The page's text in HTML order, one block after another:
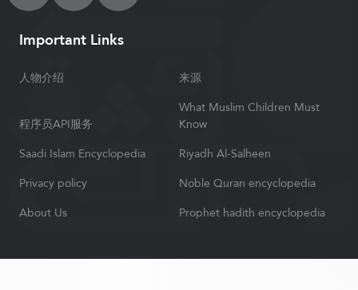
Important Links
人物介绍 来源
程序员API服务
What Muslim Children Must
Know
Saadi Islam Encyclopedia
Riyadh Al-Salheen
Privacy policy
Noble Quran encyclopedia
About Us
Prophet hadith encyclopedia